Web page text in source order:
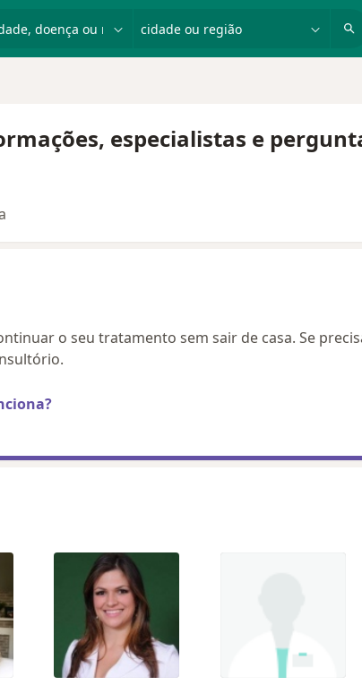
especialistas e
o seu tratamento sem sair de casa. Se